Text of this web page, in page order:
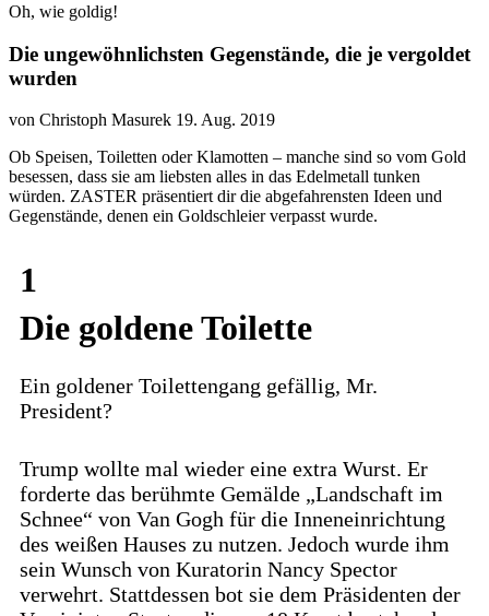
Oh, wie goldig!
Die ungewöhnlichsten Gegenstände, die je vergoldet
wurden
von Christoph Masurek 19. Aug. 2019
Ob Speisen, Toiletten oder Klamotten – manche sind so vom Gold
besessen, dass sie am liebsten alles in das Edelmetall tunken
würden. ZASTER präsentiert dir die abgefahrensten Ideen und
Gegenstände, denen ein Goldschleier verpasst wurde.
1
Die goldene Toilette
Ein goldener Toilettengang gefällig, Mr.
President?
Trump wollte mal wieder eine extra Wurst. Er
forderte das berühmte Gemälde „Landschaft im
Schnee“ von Van Gogh für die Inneneinrichtung
des weißen Hauses zu nutzen. Jedoch wurde ihm
sein Wunsch von Kuratorin Nancy Spector
verwehrt. Stattdessen bot sie dem Präsidenten der